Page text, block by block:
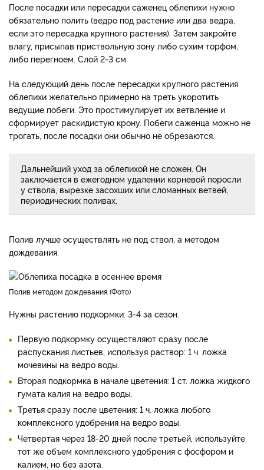
После посадки или пересадки саженец облепихи нужно
обязательно полить (ведро под растение или два ведра,
если это пересадка крупного растения). Затем закройте
влагу, присыпав приствольную зону либо сухим торфом,
либо перегноем. Слой 2-3 см.
На следующий день после пересадки крупного растения
облепихи желательно примерно на треть укоротить
ведущие побеги. Это простимулирует их ветвление и
сформирует раскидистую крону. Побеги саженца можно не
трогать, после посадки они обычно не обрезаются.
Дальнейший уход за облепихой не сложен. Он
заключается в ежегодном удалении корневой поросли
у ствола, вырезке засохших или сломанных ветвей,
периодических поливах.
Полив лучше осуществлять не под ствол, а методом
дождевания.
Полив методом дождевания. Фото
Нужны растению подкормки: 3-4 за сезон.
Первую подкормку осуществляют сразу после
распускания листьев, используя раствор: 1 ч. ложка
мочевины на ведро воды.
Вторая подкормка в начале цветения: 1 ст. ложка жидкого
гумата калия на ведро воды.
Третья сразу после цветения: 1 ч. ложка любого
комплексного удобрения на ведро воды.
Четвертая через 18-20 дней после третьей, используйте
тот же объем комплексного удобрения с фосфором и
калием, но без азота.